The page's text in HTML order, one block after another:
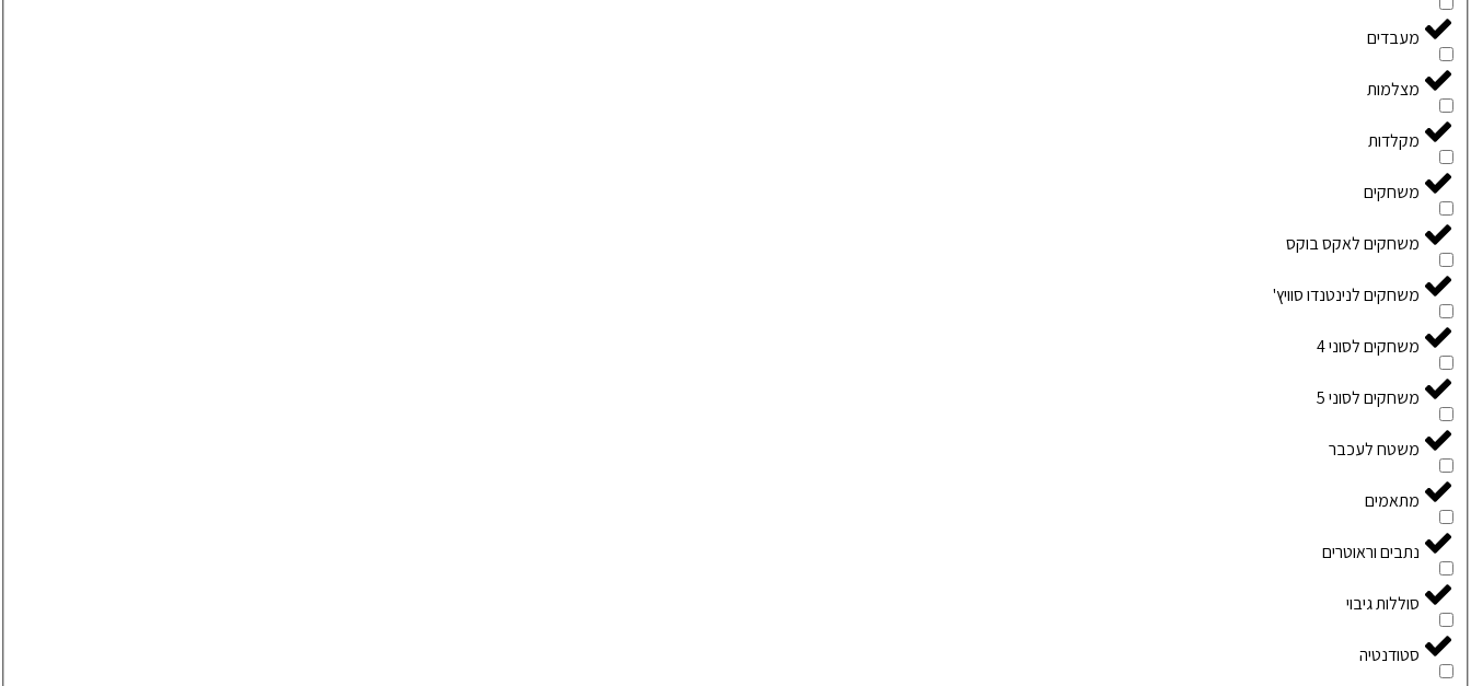
מעבדים
מצלמות
מקלדות
משחקים
משחקים לאקס בוקס
משחקים לנינטנדו סוויץ'
משחקים לסוני 4
משחקים לסוני 5
משטח לעכבר
מתאמים
נתבים וראוטרים
סוללות גיבוי
סטודנטיה